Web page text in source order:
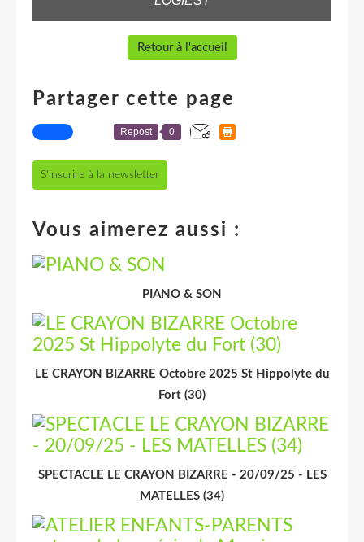
Retour à l'accueil
Partager cette page
Repost 0
S'inscrire à la newsletter
Vous aimerez aussi :
PIANO & SON
LE CRAYON BIZARRE Octobre 2025 St Hippolyte du
Fort (30)
SPECTACLE LE CRAYON BIZARRE - 20/09/25 - LES
MATELLES (34)